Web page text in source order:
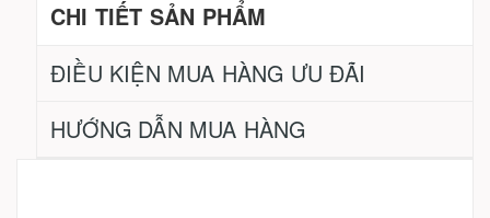
CHI TIẾT SẢN PHẨM
ĐIỀU KIỆN MUA HÀNG ƯU ĐÃI
HƯỚNG DẪN MUA HÀNG